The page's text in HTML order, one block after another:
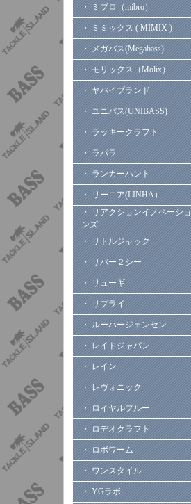
・ ミブロ（mibro）
・ ミミックス ( MIMIX )
・ メガバス(Megabass)
・ モリックス（Molix）
・ ヤバイブランド
・ ユニバス(UNIBASS)
・ ラッキークラフト
・ ラパラ
・ ランカーハント
・ リーニア(LINHA）
・ リアクションイノベーショ
ンズ
・ リトルジャック
・ リバー２シー
・ リューギ
・ リプライ
・ ルーハージェンセン
・ レイドジャパン
・ レイン
・ レヴォニック
・ ロイヤルブルー
・ ロデオクラフト
・ ロボワーム
・ ワンスタイル
・ YGラボ